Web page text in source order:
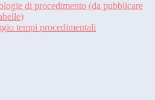
di procedimento (da pubblicare
tempi procedimentali